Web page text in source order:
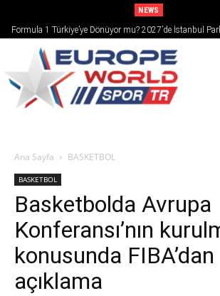
NEWS
Formula 1 Türkiye’ye Dönüyor mu? 2027’de İstanbul
Ana Sayfa BASKETBOL
BASKETBOL
Basketbolda Avrupa
Konferansı’nın
konusunda FIBA’dan
açıklama